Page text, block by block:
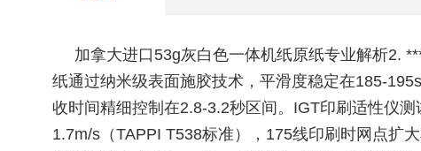
加拿大进口53g灰白色一体机纸原纸专业解析2.
纸通过纳米级表面施胶技术，平滑度稳定在185-
收时间精细控制在2.8-3.2秒区间。IGT印刷适性仪
1.7m/s（TAPPI T538标准），175线印刷时网点扩